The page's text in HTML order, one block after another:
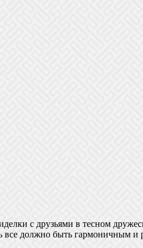
с друзьями в тесном
должно быть гармоничным и